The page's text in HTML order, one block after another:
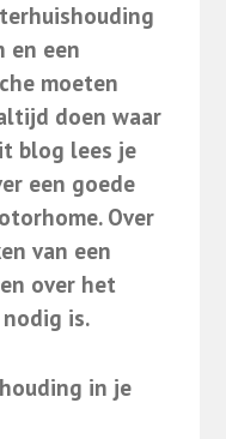
en een
moeten
doen waar
blog lees je
een goede
Over
van een
over het
is.